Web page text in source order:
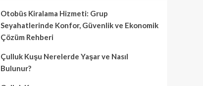
Otobüs Kiralama Hizmeti: Grup
Seyahatlerinde Konfor, Güvenlik ve Ekonomik
Çözüm Rehberi
Çulluk Kuşu Nerelerde Yaşar ve Nasıl
Bulunur?